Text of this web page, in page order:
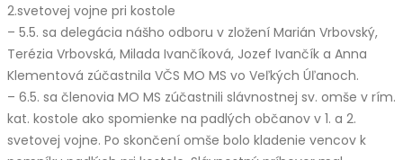
2.svetovej vojne pri kostole
– 5.5. sa delegácia nášho odboru v zložení Marián Vrbovský,
Terézia Vrbovská, Milada Ivančíková, Jozef Ivančík a Anna
Klementová zúčastnila VČS MO MS vo Veľkých Úľanoch.
– 6.5. sa členovia MO MS zúčastnili slávnostnej sv. omše v rím.
kat. kostole ako spomienke na padlých občanov v 1. a 2.
svetovej vojne. Po skončení omše bolo kladenie vencov k